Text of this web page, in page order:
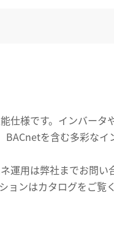
仕様です。インバータ
BACnetを含む多彩なイ
運用は弊社までお問い
ンはカタログをご覧